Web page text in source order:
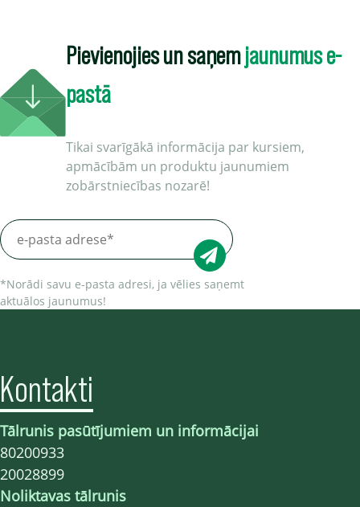
Pievienojies un saņemjaunumus e-
pastā
Tikai svarīgākā informācija par kursiem,
apmācībām un produktu jaunumiem
zobārstniecības nozarē!
*Norādi savu e-pasta adresi, ja vēlies saņemt
aktuālos jaunumus!
Kontakti
Tālrunis pasūtījumiem un informācijai
80200933
20028899
Noliktavas tālrunis